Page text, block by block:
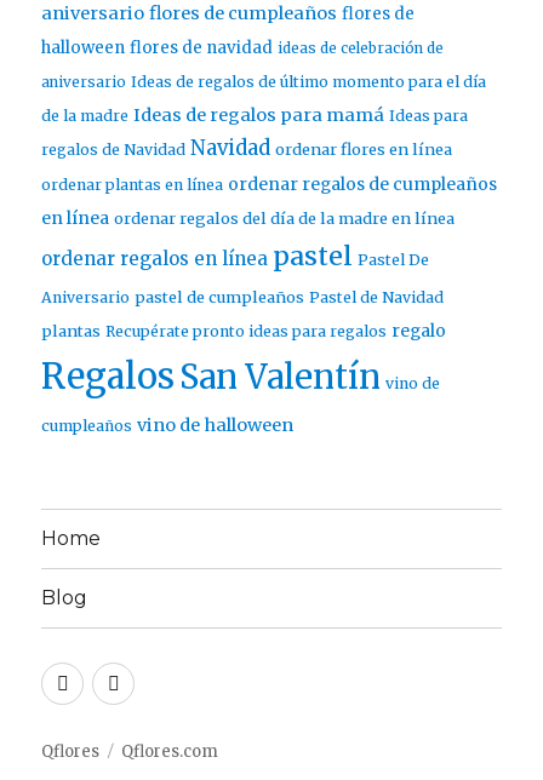
aniversario flores de cumpleaños flores de
halloween flores de navidad ideas de celebración de
aniversario Ideas de regalos de último momento para el día
de la madre Ideas de regalos para mamá Ideas para
regalos de Navidad Navidad ordenar flores en línea
ordenar plantas en línea ordenar regalos de cumpleaños
en línea ordenar regalos del día de la madre en línea
ordenar regalos en línea pastel Pastel De
Aniversario pastel de cumpleaños Pastel de Navidad
plantas Recupérate pronto ideas para regalos regalo
Regalos San Valentín vino de
cumpleaños vino de halloween
Home
Blog
TwitterFacebook
Qflores Qflores.com